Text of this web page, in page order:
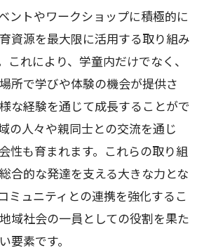
ントやワークショップに積極的に
資源を最大限に活用する取り組み
これにより、学童内だけでなく、
所で学びや体験の機会が提供さ
な経験を通じて成長することがで
の人々や親同士との交流を通じ
性も育まれます。これらの取り組
合的な発達を支える大きな力とな
ミュニティとの連携を強化するこ
域社会の一員としての役割を果た
要素です。